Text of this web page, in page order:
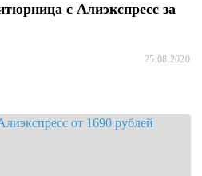
с Алиэкспресс за
25.08.2020